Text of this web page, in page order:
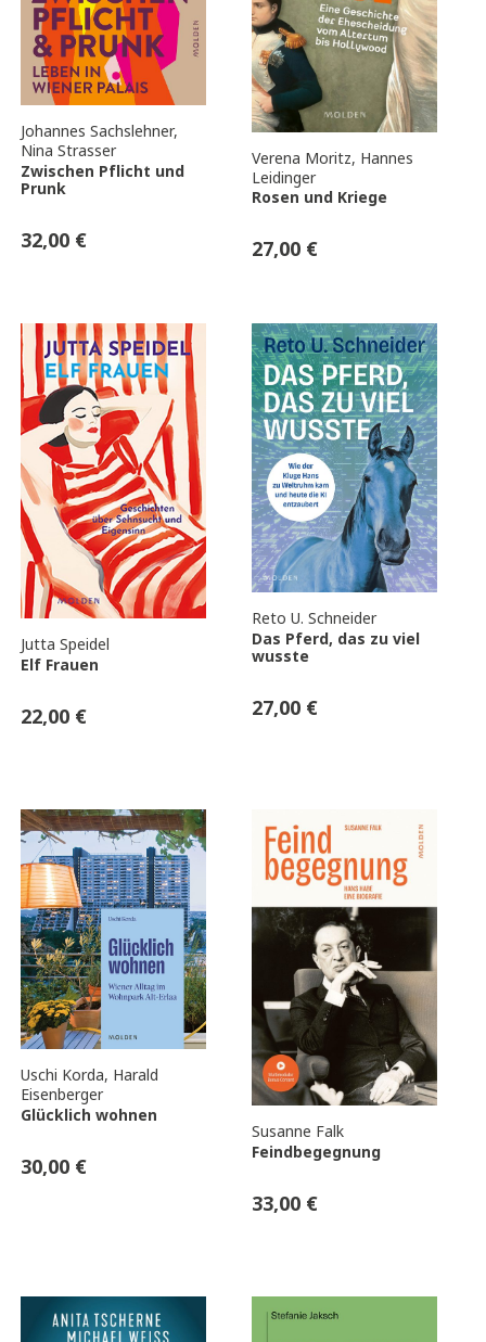
Johannes Sachslehner,
Nina Strasser
Zwischen Pflicht und
Prunk
32,00 €
Verena Moritz, Hannes
Leidinger
Rosen und Kriege
27,00 €
Jutta Speidel
Elf Frauen
22,00 €
Reto U. Schneider
Das Pferd, das zu viel
wusste
27,00 €
Uschi Korda, Harald
Eisenberger
Glücklich wohnen
30,00 €
Susanne Falk
Feindbegegnung
33,00 €